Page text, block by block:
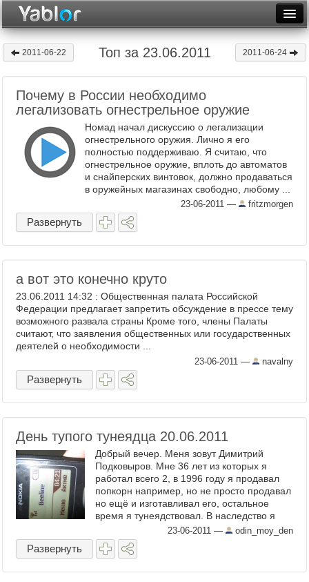
Месяц
Рейтинги
Архив
Фототоп
2011-06-22 Топ за 23.06.2011 2011-06-24
Почему в России необходимо
легализовать огнестрельное оружие
Номад начал дискуссию о легализации
огнестрельного оружия. Лично я его
полностью поддерживаю. Я считаю, что
огнестрельное оружие, вплоть до автоматов
и снайперских винтовок, должно продаваться
в оружейных магазинах свободно, любому ...
23-06-2011 — fritzmorgen
Развернуть
а вот это конечно круто
23.06.2011 14:32 : Общественная палата Российской
Федерации предлагает запретить обсуждение в прессе тему
возможного развала страны Кроме того, члены Палаты
считают, что заявления общественных или государственных
деятелей о необходимости ...
23-06-2011 — navalny
Развернуть
День тупого тунеядца 20.06.2011
Добрый вечер. Меня зовут Димитрий
Подковыров. Мне 36 лет из которых я
работал всего 2, в 1996 году я продавал
попкорн например, но не просто продавал
но ещё и изготавливал его, остальное
время я тунеядствовал. В наследство я
получил 2 комнатную ...
23-06-2011 — odin_moy_den
Развернуть